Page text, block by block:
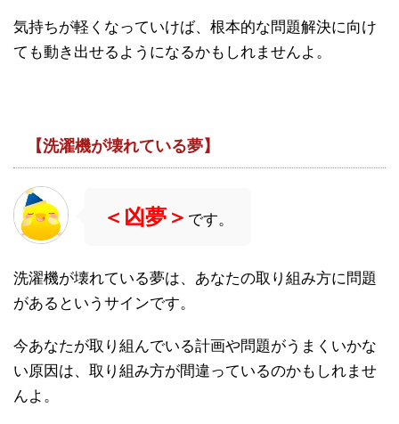
気持ちが軽くなっていけば、根本的な問題解決に向け
ても動き出せるようになるかもしれませんよ。
【洗濯機が壊れている夢】
＜凶夢＞ です。
洗濯機が壊れている夢は、あなたの取り組み方に問題
があるというサインです。
今あなたが取り組んでいる計画や問題がうまくいかな
い原因は、取り組み方が間違っているのかもしれませ
んよ。